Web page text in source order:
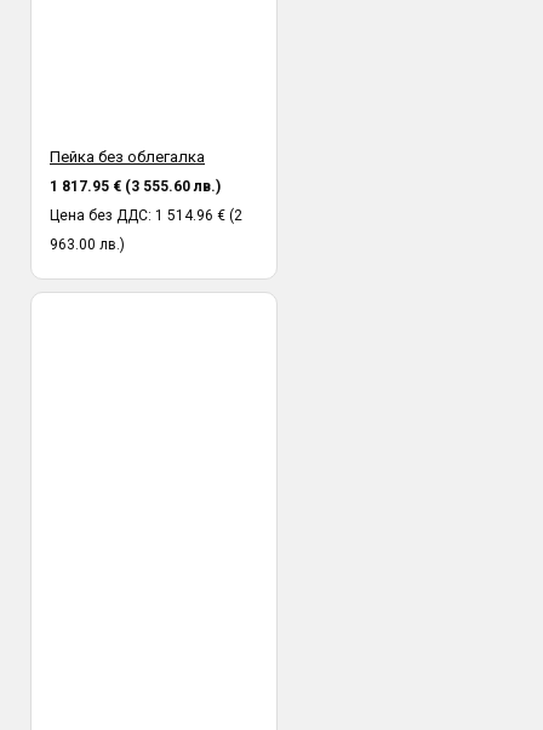
Пейка без облегалка
1 817.95 € (3 555.60 лв.)
Цена без ДДС: 1 514.96 € (2
963.00 лв.)